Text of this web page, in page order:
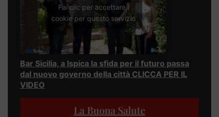
Fai clic per accettare i
cookie per questo servizio
Bar Sicilia, a Ispica la sfida per il futuro passa
dal nuovo governo della città CLICCA PER IL
VIDEO
La Buona Salute